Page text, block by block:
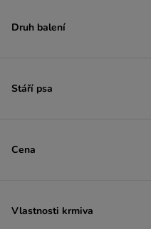
Nutriplus
Pedigree
Pitti Boris
Purina Beneful
Druh balení
Stáří psa
Cena
Vlastnosti krmiva